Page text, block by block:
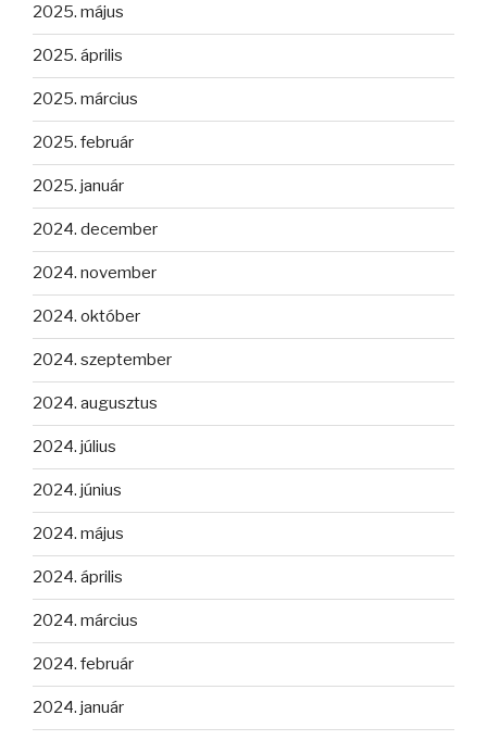
2025. május
2025. április
2025. március
2025. február
2025. január
2024. december
2024. november
2024. október
2024. szeptember
2024. augusztus
2024. július
2024. június
2024. május
2024. április
2024. március
2024. február
2024. január